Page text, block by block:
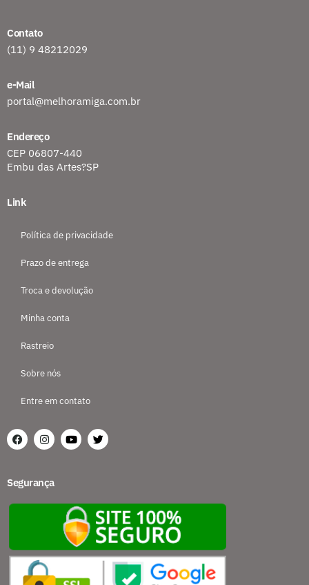
Contato
(11) 9 48212029
e-Mail
portal@melhoramiga.com.br
Endereço
CEP 06807-440
Embu das Artes?SP
Link
Política de privacidade
Prazo de entrega
Troca e devolução
Minha conta
Rastreio
Sobre nós
Entre em contato
Segurança